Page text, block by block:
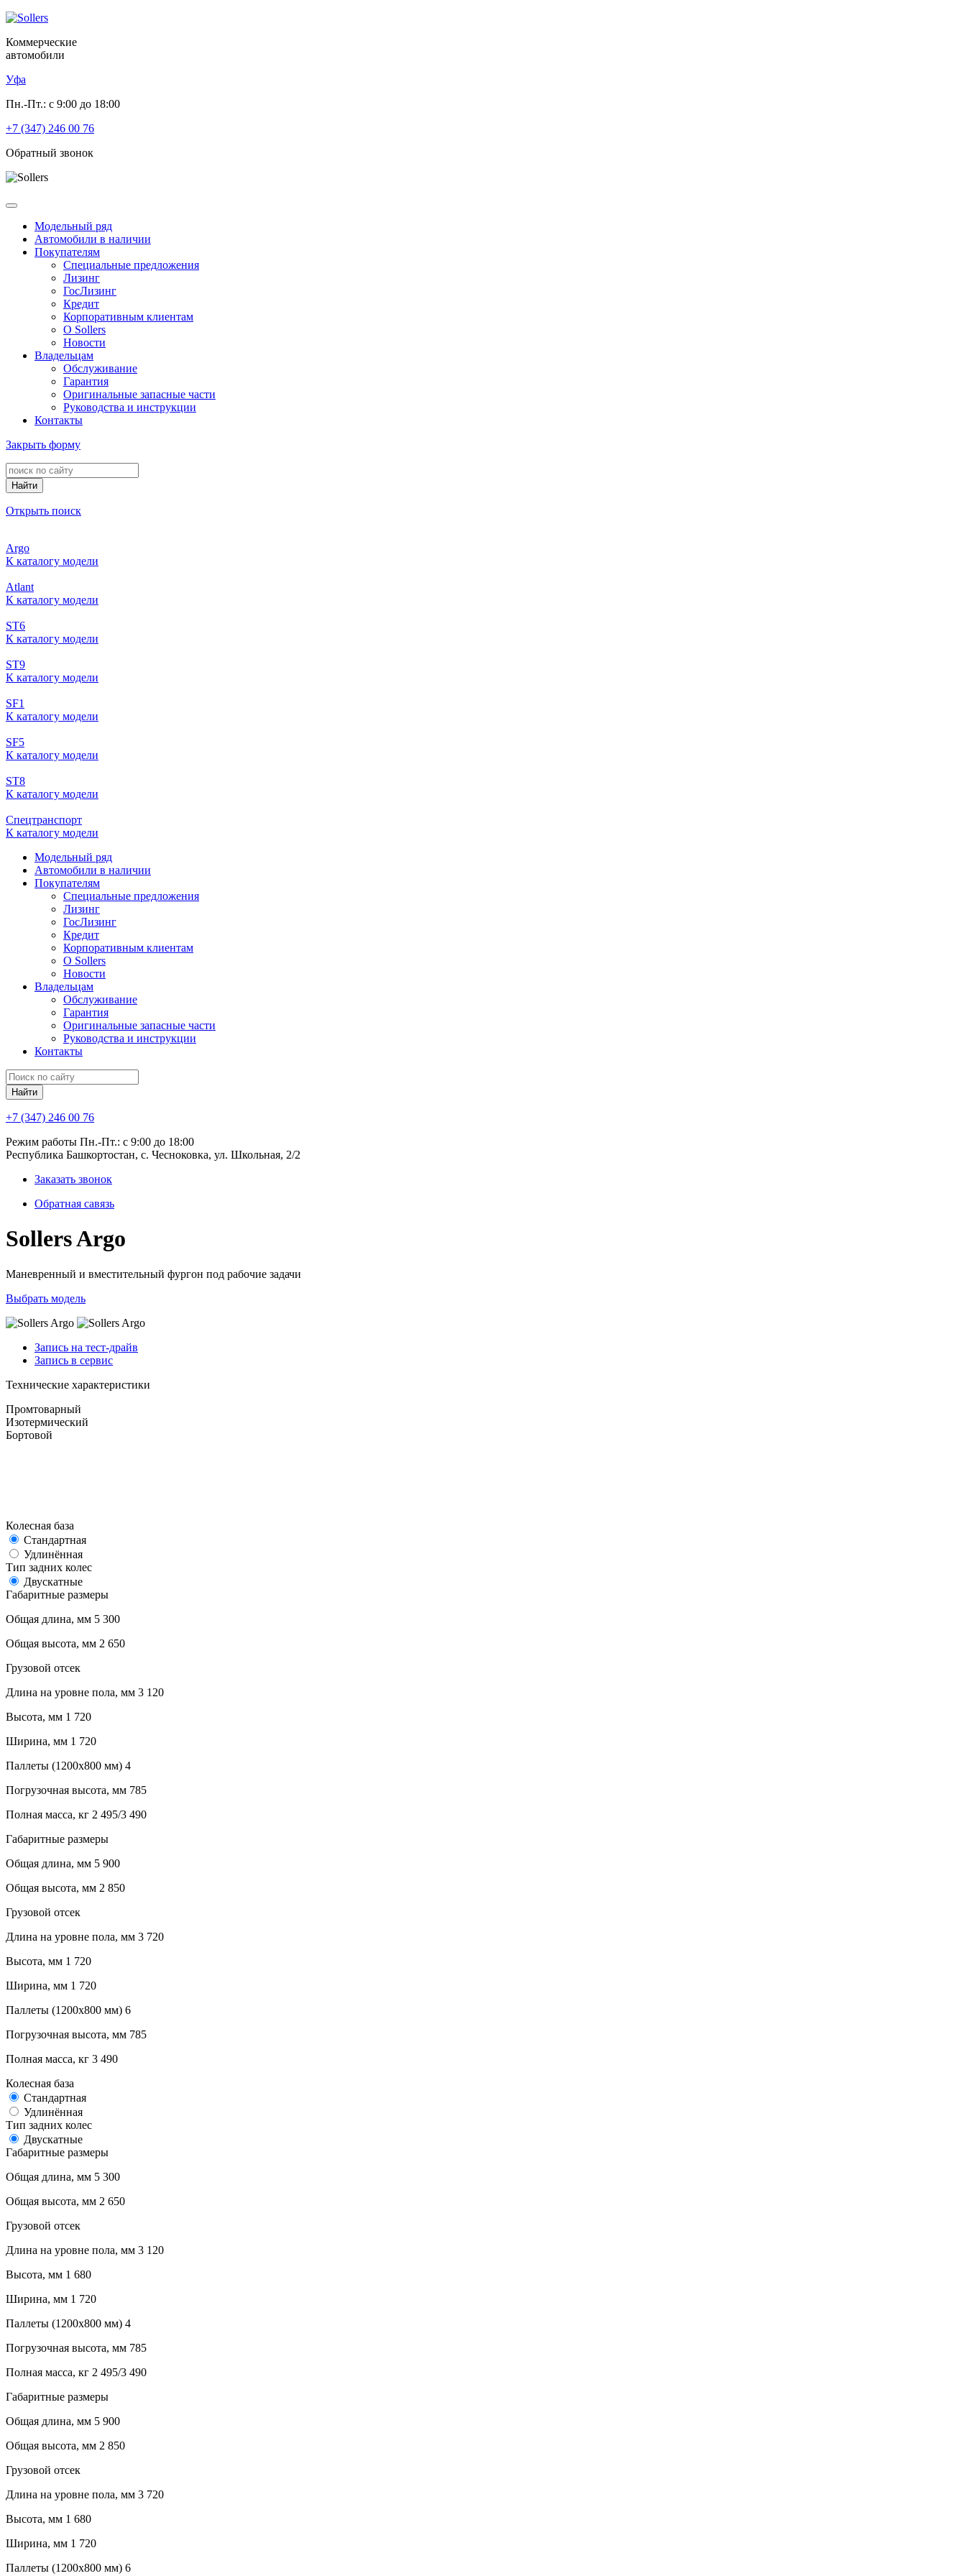
Коммерческие
автомобили
Уфа
Пн.-Пт.: с 9:00 до 18:00
+7 (347) 246 00 76
Обратный звонок
Модельный ряд
Автомобили в наличии
Покупателям
Специальные предложения
Лизинг
ГосЛизинг
Кредит
Корпоративным клиентам
О Sollers
Новости
Владельцам
Обслуживание
Гарантия
Оригинальные запасные части
Руководства и инструкции
Контакты
Закрыть форму
Найти
Открыть поиск
Argo
К каталогу модели
Atlant
К каталогу модели
ST6
К каталогу модели
ST9
К каталогу модели
SF1
К каталогу модели
SF5
К каталогу модели
ST8
К каталогу модели
Спецтранспорт
К каталогу модели
Модельный ряд
Автомобили в наличии
Покупателям
Специальные предложения
Лизинг
ГосЛизинг
Кредит
Корпоративным клиентам
О Sollers
Новости
Владельцам
Обслуживание
Гарантия
Оригинальные запасные части
Руководства и инструкции
Контакты
Найти
+7 (347) 246 00 76
Режим работы Пн.-Пт.: с 9:00 до 18:00
Республика Башкортостан, с. Чесноковка, ул. Школьная, 2/2
Заказать звонок
Обратная савязь
Sollers Argo
Маневренный и вместительный фургон под рабочие задачи
Выбрать модель
Запись на тест-драйв
Запись в сервис
Технические характеристики
Промтоварный
Изотермический
Бортовой
Колесная база
Стандартная
Удлинённая
Тип задних колес
Двускатные
Габаритные размеры
Общая длина, мм 5 300
Общая высота, мм 2 650
Грузовой отсек
Длина на уровне пола, мм 3 120
Высота, мм 1 720
Ширина, мм 1 720
Паллеты (1200х800 мм) 4
Погрузочная высота, мм 785
Полная масса, кг 2 495/3 490
Габаритные размеры
Общая длина, мм 5 900
Общая высота, мм 2 850
Грузовой отсек
Длина на уровне пола, мм 3 720
Высота, мм 1 720
Ширина, мм 1 720
Паллеты (1200х800 мм) 6
Погрузочная высота, мм 785
Полная масса, кг 3 490
Колесная база
Стандартная
Удлинённая
Тип задних колес
Двускатные
Габаритные размеры
Общая длина, мм 5 300
Общая высота, мм 2 650
Грузовой отсек
Длина на уровне пола, мм 3 120
Высота, мм 1 680
Ширина, мм 1 720
Паллеты (1200х800 мм) 4
Погрузочная высота, мм 785
Полная масса, кг 2 495/3 490
Габаритные размеры
Общая длина, мм 5 900
Общая высота, мм 2 850
Грузовой отсек
Длина на уровне пола, мм 3 720
Высота, мм 1 680
Ширина, мм 1 720
Паллеты (1200х800 мм) 6